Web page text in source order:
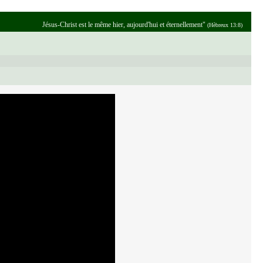
Jésus-Christ est le même hier, aujourd'hui et éternellement" (Hèbreux 13:8)